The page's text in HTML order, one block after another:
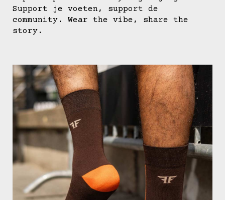
Support je voeten, support de
community. Wear the vibe, share the
story.